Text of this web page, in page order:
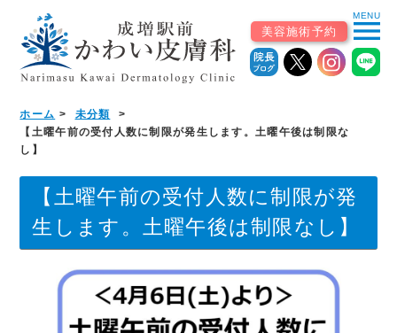
MENU
menu
美容施術予約
ホーム
未分類
【土曜午前の受付人数に制限が発生します。土曜午後は制限な
し】
【土曜午前の受付人数に制限が発
生します。土曜午後は制限なし】
ホーム
初めての患者様へ
診療案内
診療科から探す
皮膚科（一般・小児） 美容皮膚科・自由診療